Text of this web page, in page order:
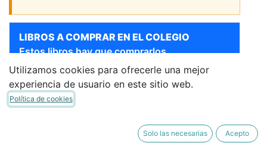
LIBROS A COMPRAR EN EL COLEGIO
Estos libros hay que comprarlos
obligatoriamente en el colegio.
LIBROS COMUNES
Desmarca los libros que no necesites.
Sigue bajando para ver más libros
Utilizamos cookies para ofrecerle una mejor
experiencia de usuario en este sitio web.
Política de cookies
Solo las necesarias Acepto